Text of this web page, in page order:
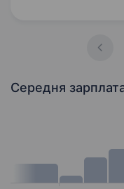
Середня